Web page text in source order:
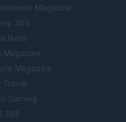
Magazine
365
Nerd
Magazine
Magazine
Travel
Gaming
365